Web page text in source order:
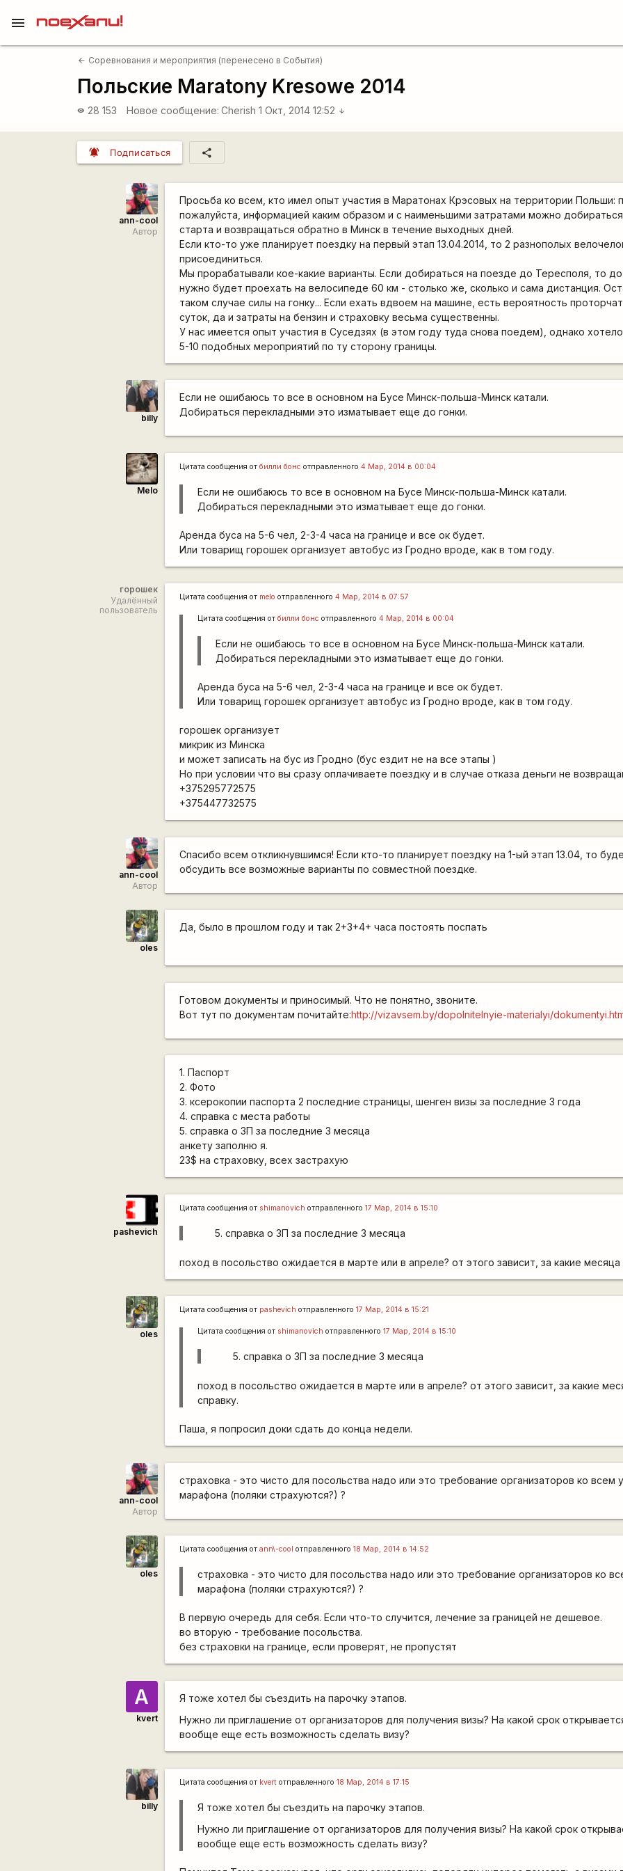
menu
arrow_back Соревнования и мероприятия (перенесено в События)
Польские Maratony Kresowe 2014
visibility 28 153 Новое сообщение: Cherish 1 Окт, 2014 12:52 arrow_downward
notifications_active Подписаться share
ann-cool
Автор
Просьба ко всем, кто имел опыт участия в Маратонах Крэсовых на территории Польши:
пожалуйста, информацией каким образом и с наименьшими затратами можно
старта и возвращаться обратно в Минск в течение выходных дней.
Если кто-то уже планирует поездку на первый этап 13.04.2014, то 2 разнополых
присоединиться.
Мы прорабатывали кое-какие варианты. Если добираться на поезде до Тересполя, то
нужно будет проехать на велосипеде 60 км - столько же, сколько и сама дистанция.
таком случае силы на гонку... Если ехать вдвоем на машине, есть вероятность
суток, да и затраты на бензин и страховку весьма существенны.
У нас имеется опыт участия в Суседзях (в этом году туда снова поедем), однако
5-10 подобных мероприятий по ту сторону границы.
billy
Если не ошибаюсь то все в основном на Бусе Минск-польша-Минск катали.
Добираться перекладными это изматывает еще до гонки.
Melo
Цитата сообщения отбилли бонс отправленного4 Мар, 2014 в 00:04
Если не ошибаюсь то все в основном на Бусе Минск-польша-Минск катали.
Добираться перекладными это изматывает еще до гонки.
Аренда буса на 5-6 чел, 2-3-4 часа на границе и все ок будет.
Или товарищ горошек организует автобус из Гродно вроде, как в том году.
горошек
Удалённый
пользователь
Цитата сообщения от melo отправленного4 Мар, 2014 в 07:57
Цитата сообщения отбилли бонс отправленного4 Мар, 2014 в 00:04
Если не ошибаюсь то все в основном на Бусе Минск-польша-Минск катали.
Добираться перекладными это изматывает еще до гонки.
Аренда буса на 5-6 чел, 2-3-4 часа на границе и все ок будет.
Или товарищ горошек организует автобус из Гродно вроде, как в том году.
горошек организует
микрик из Минска
и может записать на бус из Гродно (бус ездит не на все этапы )
Но при условии что вы сразу оплачиваете поездку и в случае отказа деньги не
+375295772575
+375447732575
ann-cool
Автор
Спасибо всем откликнувшимся! Если кто-то планирует поездку на 1-ый этап 13.04, то
обсудить все возможные варианты по совместной поездке.
oles
Да, было в прошлом году и так 2+3+4+ часа постоять поспать
Готовом документы и приносимый. Что не понятно, звоните.
Вот тут по документам почитайте:http://vizavsem.by/dopolnitelnyie-materialyi/
1. Паспорт
2. Фото
3. ксерокопии паспорта 2 последние страницы, шенген визы за последние 3 года
4. справка с места работы
5. справка о ЗП за последние 3 месяца
анкету заполню я.
23$ на страховку, всех застрахую
pashevich
Цитата сообщения от shimanovich отправленного17 Мар, 2014 в 15:10
справка о ЗП за последние 3 месяца
поход в посольство ожидается в марте или в апреле? от этого зависит, за какие месяца
oles
Цитата сообщения от pashevich отправленного17 Мар, 2014 в 15:21
Цитата сообщения от shimanovich отправленного17 Мар, 2014 в 15:10
справка о ЗП за последние 3 месяца
поход в посольство ожидается в марте или в апреле? от этого зависит, за какие
справку.
Паша, я попросил доки сдать до конца недели.
ann-cool
Автор
страховка - это чисто для посольства надо или это требование организаторов ко всем
марафона (поляки страхуются?) ?
oles
Цитата сообщения отann\-cool отправленного18 Мар, 2014 в 14:52
страховка - это чисто для посольства надо или это требование организаторов ко
марафона (поляки страхуются?) ?
В первую очередь для себя. Если что-то случится, лечение за границей не дешевое.
во вторую - требование посольства.
без страховки на границе, если проверят, не пропустят
А
kvert
Я тоже хотел бы съездить на парочку этапов.
Нужно ли приглашение от организаторов для получения визы? На какой срок
вообще еще есть возможность сделать визу?
billy
Цитата сообщения от kvert отправленного18 Мар, 2014 в 17:15
Я тоже хотел бы съездить на парочку этапов.
Нужно ли приглашение от организаторов для получения визы? На какой срок
вообще еще есть возможность сделать визу?